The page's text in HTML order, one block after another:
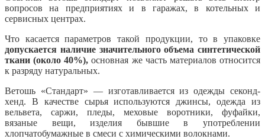
вопросов на предприятиях и в гаражах, в котельных и
сервисных центрах.
Что касается параметров такой продукции, то в упаковке
допускается наличие значительного объема синтетической
ткани (около 40%), основная же часть материалов относится
к разряду натуральных.
Ветошь «Стандарт» — изготавливается из одежды секонд-
хенд. В качестве сырья используются джинсы, одежда из
вельвета, саржи, пледы, меховые воротники, фуфайки,
вязаные вещи, изделия бывшие в употреблении
хлопчатобумажные в смеси с химическими волокнами.